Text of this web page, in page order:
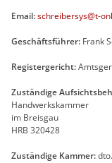
Email:schreibersys@t-
Geschäftsführer: Frank
Registergericht:
Zuständige
Handwerkskammer
im Breisgau
HRB 320428
Zuständige Kammer:dto.